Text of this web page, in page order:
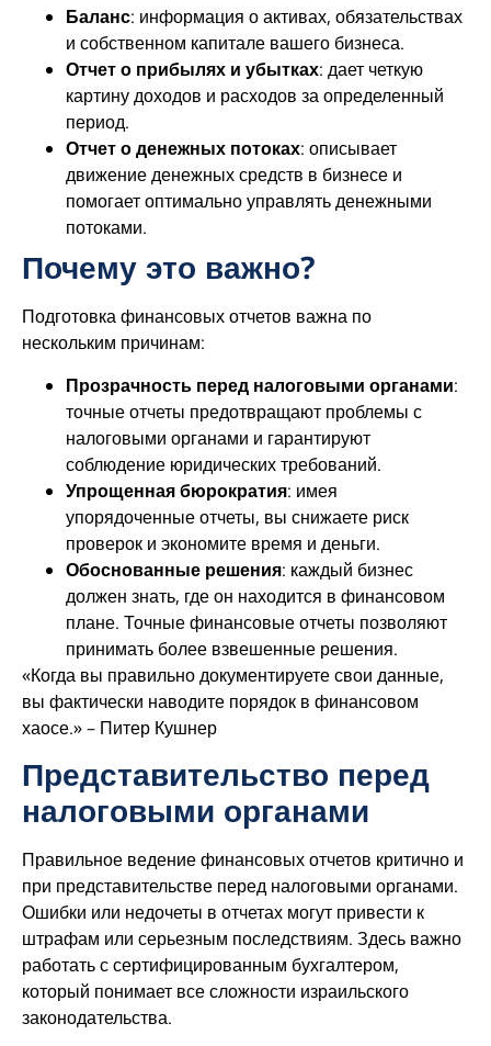
Баланс: информация о активах, обязательствах
и собственном капитале вашего бизнеса.
Отчет о прибылях и убытках: дает четкую
картину доходов и расходов за определенный
период.
Отчет о денежных потоках: описывает
движение денежных средств в бизнесе и
помогает оптимально управлять денежными
потоками.
Почему это важно?
Подготовка финансовых отчетов важна по
нескольким причинам:
Прозрачность перед налоговыми органами:
точные отчеты предотвращают проблемы с
налоговыми органами и гарантируют
соблюдение юридических требований.
Упрощенная бюрократия: имея
упорядоченные отчеты, вы снижаете риск
проверок и экономите время и деньги.
Обоснованные решения: каждый бизнес
должен знать, где он находится в финансовом
плане. Точные финансовые отчеты позволяют
принимать более взвешенные решения.
«Когда вы правильно документируете свои данные,
вы фактически наводите порядок в финансовом
хаосе.» – Питер Кушнер
Представительство перед
налоговыми органами
Правильное ведение финансовых отчетов критично и
при представительстве перед налоговыми органами.
Ошибки или недочеты в отчетах могут привести к
штрафам или серьезным последствиям. Здесь важно
работать с сертифицированным бухгалтером,
который понимает все сложности израильского
законодательства.